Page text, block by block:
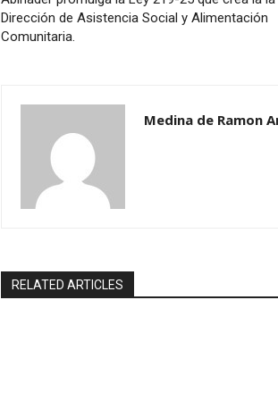
Dirección de Asistencia Social y Alimentación
Comunitaria.
Medina de Ramon
RELATED ARTICLES